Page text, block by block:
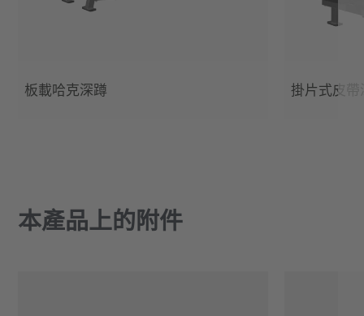
板載哈克深蹲 掛片式皮帶
本產品上的附件